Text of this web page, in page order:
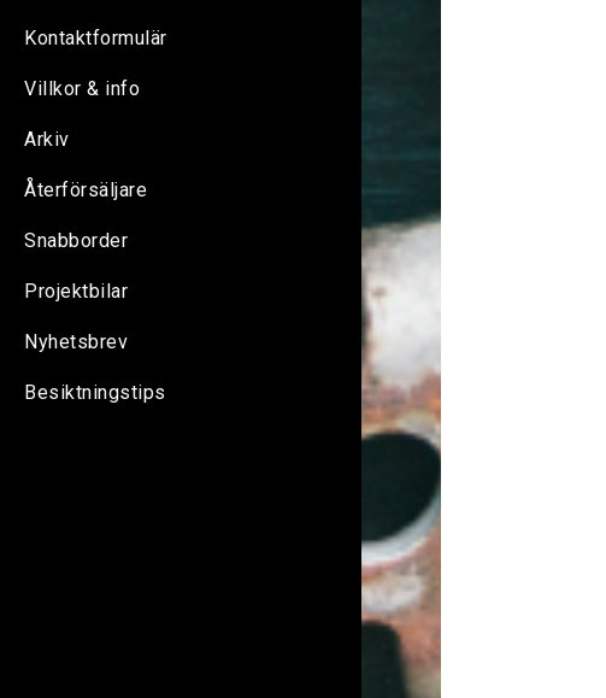
Kontaktformulär
Villkor & info
Arkiv
Återförsäljare
Snabborder
Projektbilar
Nyhetsbrev
Besiktningstips